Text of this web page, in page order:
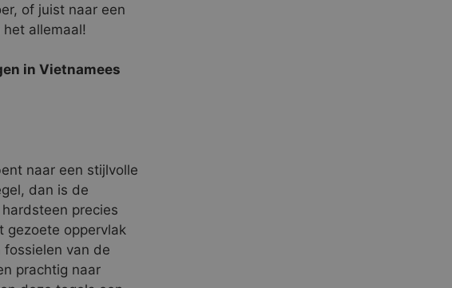
of juist naar een
allemaal!
in Vietnamees
naar een stijlvolle
dan is de
precies
gezoete oppervlak
fossielen van de
prachtig naar